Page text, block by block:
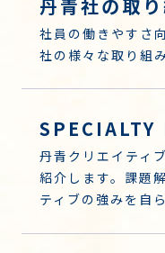
丹青社の取
社員の働きやすさ
社の様々な取り組
SPECIALTY
丹青クリエイティ
紹介します。課題
ティブの強みを自